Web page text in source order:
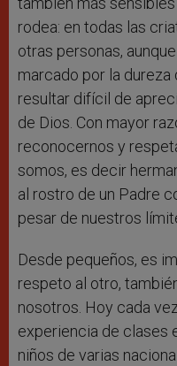
rodea: en todas las
otras personas,
marcado por la dureza
resultar difícil de
de Dios. Con mayor
reconocernos y
somos, es decir
al rostro de un Padre
pesar de nuestros
Desde pequeños, es
respeto al otro,
nosotros. Hoy cada
experiencia de clases
niños de varias